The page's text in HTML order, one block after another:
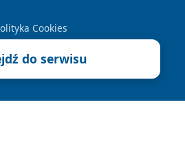
Cookies
do serwisu